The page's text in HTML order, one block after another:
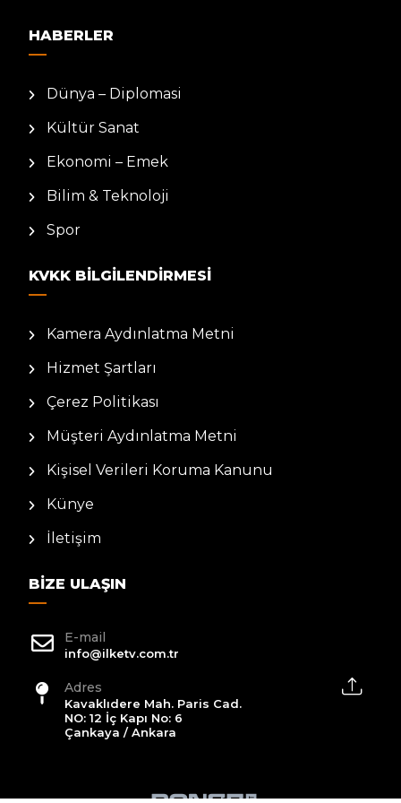
HABERLER
Dünya – Diplomasi
Kültür Sanat
Ekonomi – Emek
Bilim & Teknoloji
Spor
KVKK BILGILENDIRMESI
Kamera Aydınlatma Metni
Hizmet Şartları
Çerez Politikası
Müşteri Aydınlatma Metni
Kişisel Verileri Koruma Kanunu
Künye
İletişim
BIZE ULAŞIN
E-mail
info@ilketv.com.tr
Adres
Kavaklıdere Mah. Paris Cad.
NO: 12 İç Kapı No: 6
Çankaya / Ankara